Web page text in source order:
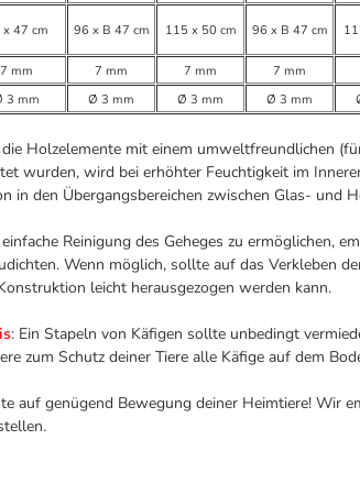
47 cm 96 x B 47 cm 115 x 50 cm 96 x B 47 cm
7 mm 7 mm 7 mm 7 mm
3 mm Ø 3 mm Ø 3 mm Ø 3 mm
Holzelemente mit einem umweltfreundlichen
wurden, wird bei erhöhter Feuchtigkeit im
in den Übergangsbereichen zwischen Glas- und
Reinigung des Geheges zu ermöglichen,
Wenn möglich, sollte auf das Verkleben
leicht herausgezogen werden kann.
: Ein Stapeln von Käfigen sollte unbedingt
zum Schutz deiner Tiere alle Käfige auf dem
auf genügend Bewegung deiner Heimtiere! Wir